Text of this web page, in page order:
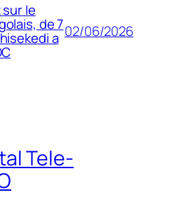
le
de 7
a 02/06/2026
Tele-